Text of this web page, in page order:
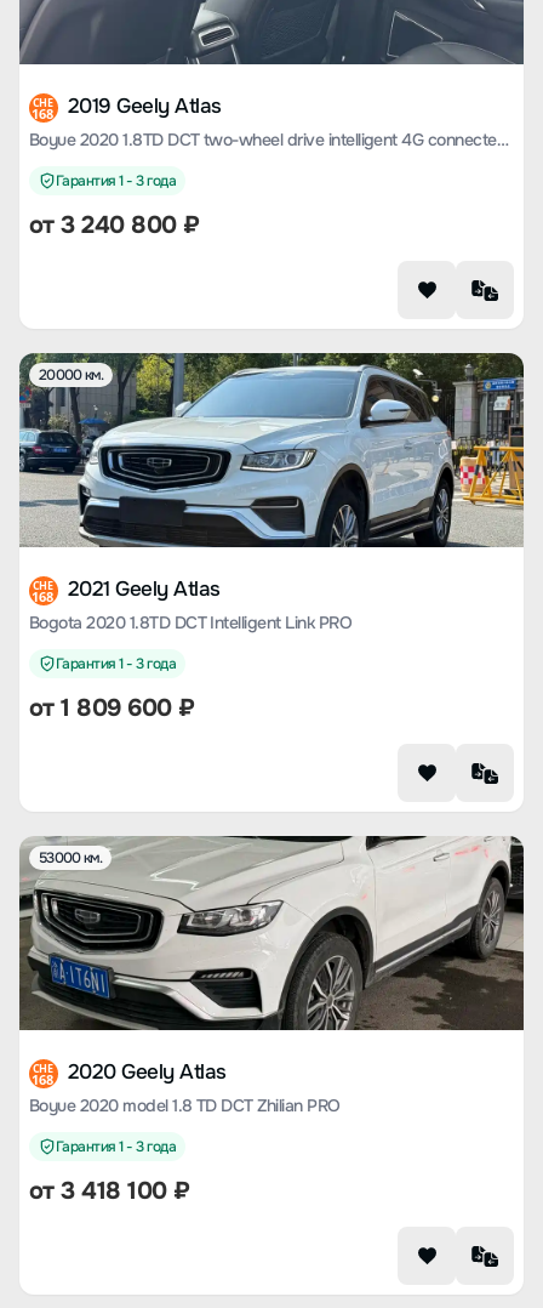
CHE
168 2019 Geely Atlas
Boyue 2020 1.8TD DCT two-wheel drive intelligent 4G connected version
Гарантия 1 - 3 года
от3 240 800₽
20000 км.
CHE
168 2021 Geely Atlas
Bogota 2020 1.8TD DCT Intelligent Link PRO
Гарантия 1 - 3 года
от1 809 600₽
53000 км.
CHE
168 2020 Geely Atlas
Boyue 2020 model 1.8 TD DCT Zhilian PRO
Гарантия 1 - 3 года
от3 418 100₽